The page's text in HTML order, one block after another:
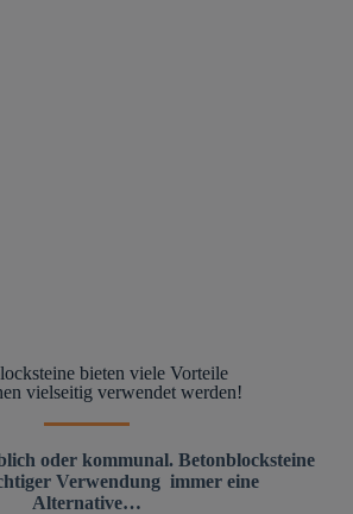
bieten viele Vorteile
vielseitig verwendet werden!
oder kommunal. Betonblocksteine
Verwendung immer eine
Alternative…